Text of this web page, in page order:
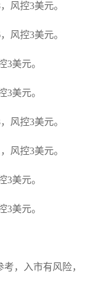
风控3美元。
风控3美元。
3美元。
3美元。
风控3美元。
风控3美元。
3美元。
3美元。
，入市有风险，